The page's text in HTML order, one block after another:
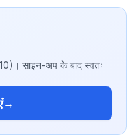
साइन-अप के बाद स्वतः
→